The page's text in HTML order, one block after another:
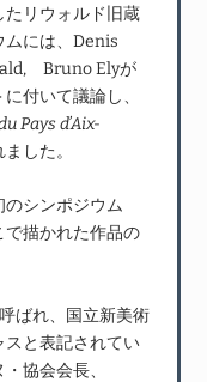
リウォルド旧蔵
ムには、Denis
Bruno Elyが
付いて議論し、
Pays d’Aix-
した。
のシンポジウム
で描かれた作品の
ばれ、国立新美術
と表記されてい
協会会長、